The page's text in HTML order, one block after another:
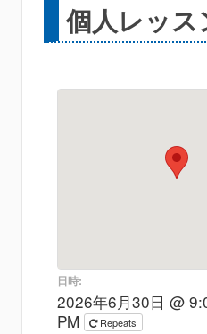
個人レッス
日時:
2026年6月30日 @
PM
Repeats